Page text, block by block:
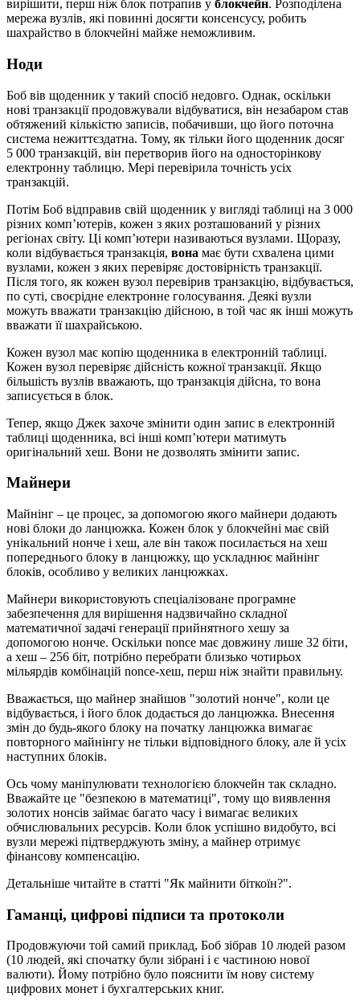
вирішити, перш ніж блок потрапив у блокчейн. Розподілена
мережа вузлів, які повинні досягти консенсусу, робить
шахрайство в блокчейні майже неможливим.
Ноди
Боб вів щоденник у такий спосіб недовго. Однак, оскільки
нові транзакції продовжували відбуватися, він незабаром став
обтяжений кількістю записів, побачивши, що його поточна
система нежиттєздатна. Тому, як тільки його щоденник досяг
5 000 транзакцій, він перетворив його на односторінкову
електронну таблицю. Мері перевірила точність усіх
транзакцій.
Потім Боб відправив свій щоденник у вигляді таблиці на 3 000
різних комп’ютерів, кожен з яких розташований у різних
регіонах світу. Ці комп’ютери називаються вузлами. Щоразу,
коли відбувається транзакція, вона має бути схвалена цими
вузлами, кожен з яких перевіряє достовірність транзакції.
Після того, як кожен вузол перевірив транзакцію, відбувається,
по суті, своєрідне електронне голосування. Деякі вузли
можуть вважати транзакцію дійсною, в той час як інші можуть
вважати її шахрайською.
Кожен вузол має копію щоденника в електронній таблиці.
Кожен вузол перевіряє дійсність кожної транзакції. Якщо
більшість вузлів вважають, що транзакція дійсна, то вона
записується в блок.
Тепер, якщо Джек захоче змінити один запис в електронній
таблиці щоденника, всі інші комп’ютери матимуть
оригінальний хеш. Вони не дозволять змінити запис.
Майнери
Майнінг – це процес, за допомогою якого майнери додають
нові блоки до ланцюжка. Кожен блок у блокчейні має свій
унікальний нонче і хеш, але він також посилається на хеш
попереднього блоку в ланцюжку, що ускладнює майнінг
блоків, особливо у великих ланцюжках.
Майнери використовують спеціалізоване програмне
забезпечення для вирішення надзвичайно складної
математичної задачі генерації прийнятного хешу за
допомогою нонче. Оскільки nonce має довжину лише 32 біти,
а хеш – 256 біт, потрібно перебрати близько чотирьох
мільярдів комбінацій nonce-хеш, перш ніж знайти правильну.
Вважається, що майнер знайшов "золотий нонче", коли це
відбувається, і його блок додається до ланцюжка. Внесення
змін до будь-якого блоку на початку ланцюжка вимагає
повторного майнінгу не тільки відповідного блоку, але й усіх
наступних блоків.
Ось чому маніпулювати технологією блокчейн так складно.
Вважайте це "безпекою в математиці", тому що виявлення
золотих нонсів займає багато часу і вимагає великих
обчислювальних ресурсів. Коли блок успішно видобуто, всі
вузли мережі підтверджують зміну, а майнер отримує
фінансову компенсацію.
Детальніше читайте в статті "Як майнити біткоїн?".
Гаманці, цифрові підписи та протоколи
Продовжуючи той самий приклад, Боб зібрав 10 людей разом
(10 людей, які спочатку були зібрані і є частиною нової
валюти). Йому потрібно було пояснити їм нову систему
цифрових монет і бухгалтерських книг.